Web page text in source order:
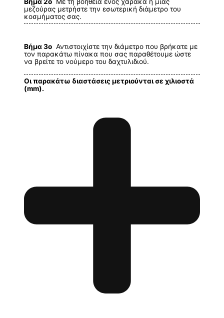
μεζούρας μετρήστε την εσωτερική διάμετρο του
κοσμήματος σας.
Βήμα 3ο Αντιστοιχίστε την διάμετρο που βρήκατε με
τον παρακάτω πίνακα που σας παραθέτουμε ώστε
να βρείτε το νούμερο του δαχτυλιδιού.
Οι παρακάτω διαστάσεις μετριούνται σε χιλιοστά
(mm).